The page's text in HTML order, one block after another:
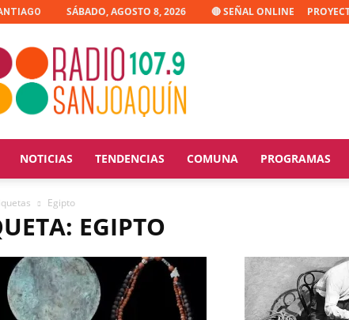
SÁBADO, AGOSTO 8, 2026 🔴 SEÑAL ONLINE
Radio
Joaquín
NOTICIAS TENDENCIAS COMUNA PROGRAMAS
Egipto
EGIPTO